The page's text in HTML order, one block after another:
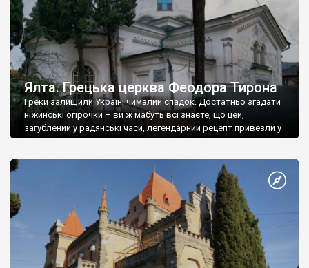
Ялта. Грецька церква Феодора Тирона
Греки залишили Україні чималий спадок. Достатньо згадати
ніжинські огірочки – ви ж мабуть всі знаєте, що цей,
загублений у радянські часи, легендарний рецепт привезли у
Ніжин греки?